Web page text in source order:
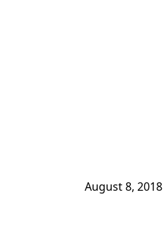
August 8, 2018